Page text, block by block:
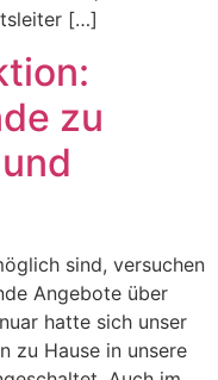
[…]
zu
sind, versuchen
Angebote über
hatte sich unser
zu Hause in unsere